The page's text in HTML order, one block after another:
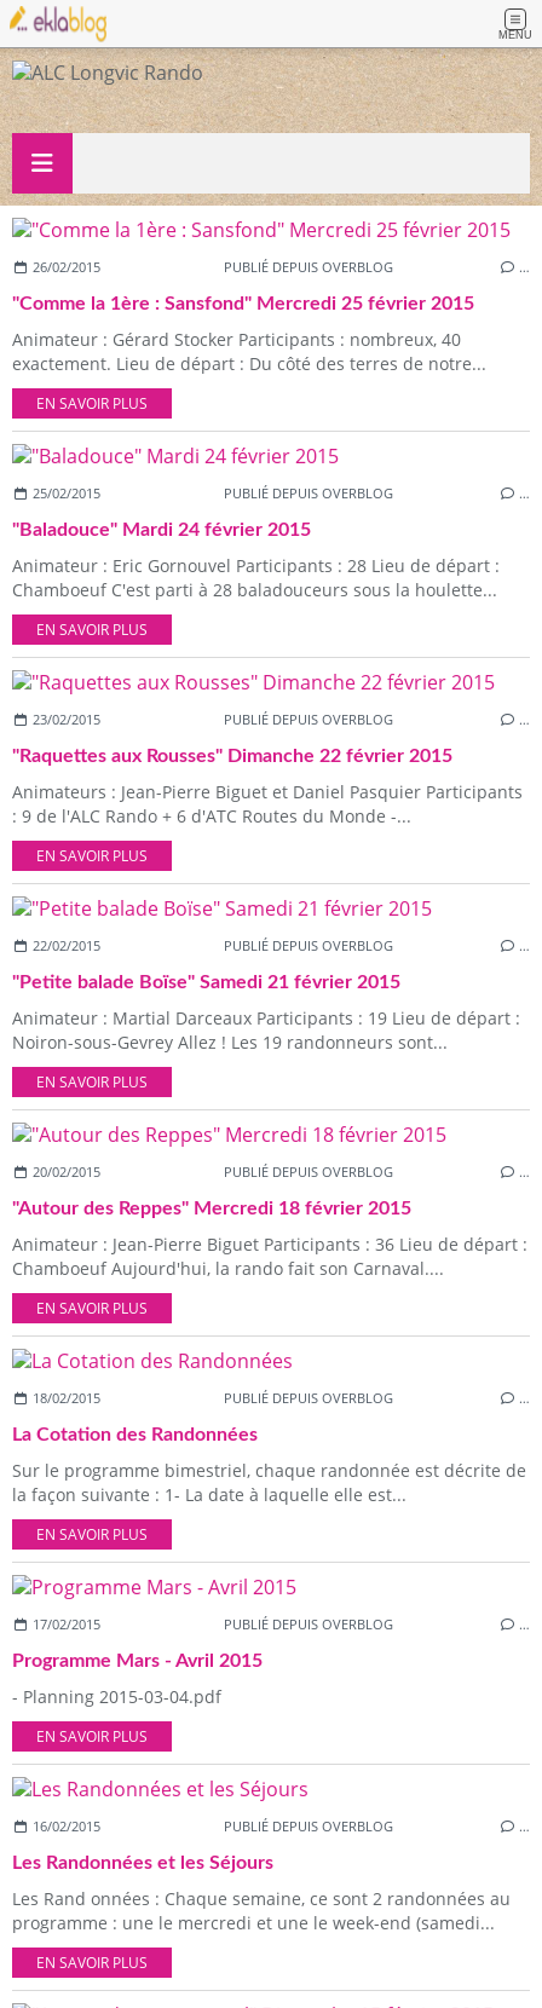
MENU
26/02/2015 PUBLIÉ DEPUIS OVERBLOG …
"Comme la 1ère : Sansfond" Mercredi 25 février 2015
Animateur : Gérard Stocker Participants : nombreux, 40
exactement. Lieu de départ : Du côté des terres de notre...
EN SAVOIR PLUS
25/02/2015 PUBLIÉ DEPUIS OVERBLOG …
"Baladouce" Mardi 24 février 2015
Animateur : Eric Gornouvel Participants : 28 Lieu de départ :
Chamboeuf C'est parti à 28 baladouceurs sous la houlette...
EN SAVOIR PLUS
23/02/2015 PUBLIÉ DEPUIS OVERBLOG …
"Raquettes aux Rousses" Dimanche 22 février 2015
Animateurs : Jean-Pierre Biguet et Daniel Pasquier Participants
: 9 de l'ALC Rando + 6 d'ATC Routes du Monde -...
EN SAVOIR PLUS
22/02/2015 PUBLIÉ DEPUIS OVERBLOG …
"Petite balade Boïse" Samedi 21 février 2015
Animateur : Martial Darceaux Participants : 19 Lieu de départ :
Noiron-sous-Gevrey Allez ! Les 19 randonneurs sont...
EN SAVOIR PLUS
20/02/2015 PUBLIÉ DEPUIS OVERBLOG …
"Autour des Reppes" Mercredi 18 février 2015
Animateur : Jean-Pierre Biguet Participants : 36 Lieu de départ :
Chamboeuf Aujourd'hui, la rando fait son Carnaval....
EN SAVOIR PLUS
18/02/2015 PUBLIÉ DEPUIS OVERBLOG …
La Cotation des Randonnées
Sur le programme bimestriel, chaque randonnée est décrite de
la façon suivante : 1- La date à laquelle elle est...
EN SAVOIR PLUS
17/02/2015 PUBLIÉ DEPUIS OVERBLOG …
Programme Mars - Avril 2015
- Planning 2015-03-04.pdf
EN SAVOIR PLUS
16/02/2015 PUBLIÉ DEPUIS OVERBLOG …
Les Randonnées et les Séjours
Les Rand onnées : Chaque semaine, ce sont 2 randonnées au
programme : une le mercredi et une le week-end (samedi...
EN SAVOIR PLUS